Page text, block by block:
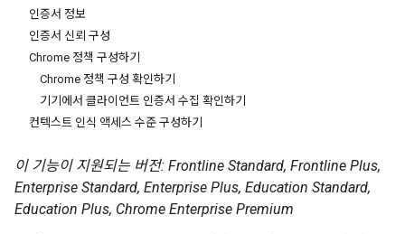
인증서 정보
인증서 신뢰 구성
Chrome 정책 구성하기
Chrome 정책 구성 확인하기
기기에서 클라이언트 인증서 수집 확인하기
컨텍스트 인식 액세스 수준 구성하기
이 기능이 지원되는 버전: Frontline Standard, Frontline Plus,
Enterprise Standard, Enterprise Plus, Education Standard,
Education Plus, Chrome Enterprise Premium